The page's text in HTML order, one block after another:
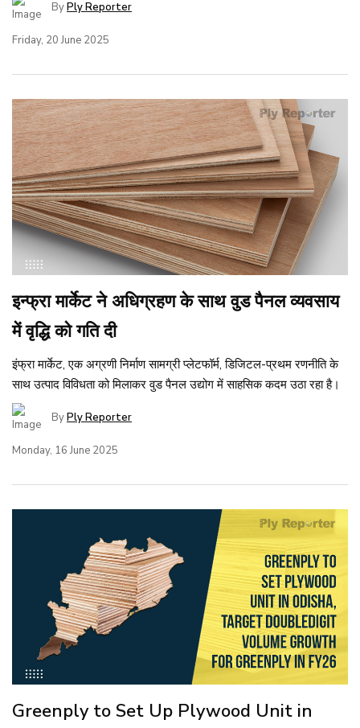
ByPly Reporter
Friday, 20 June 2025
इन्फ्रा मार्केट ने अधिग्रहण के साथ वुड पैनल व्यवसाय
में वृद्धि को गति दी
इंफ्रा मार्केट, एक अग्रणी निर्माण सामग्री प्लेटफॉर्म, डिजिटल-प्रथम रणनीति के
साथ उत्पाद विविधता को मिलाकर वुड पैनल उद्योग में साहसिक कदम उठा रहा है।
ByPly Reporter
Monday, 16 June 2025
Greenply to Set Up Plywood Unit in